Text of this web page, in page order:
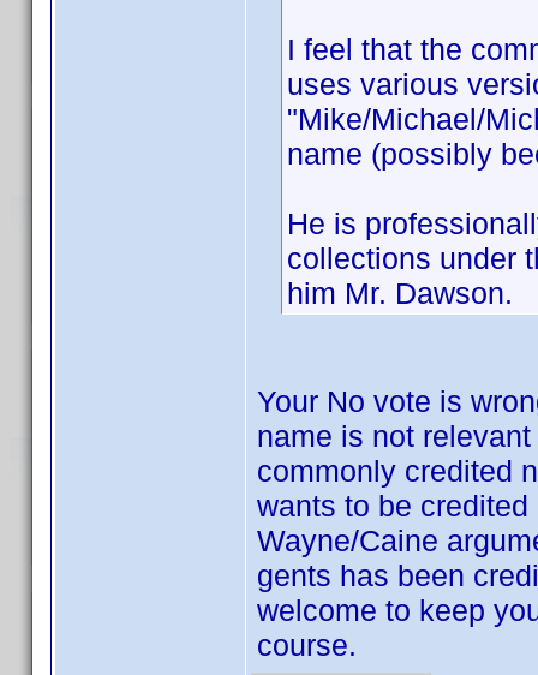
I feel that the
uses various
"Mike/Michael/
name (possibly
He is
collections under
him Mr. Dawson.
Your No vote is
name is not
commonly credited
wants to be
Wayne/Caine
gents has been
welcome to keep
course.